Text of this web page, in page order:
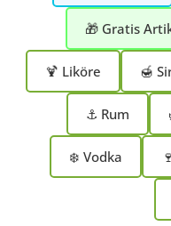
🎁 Gratis
🍹 Liköre 🍯
⚓ Rum
❄️ Vodka